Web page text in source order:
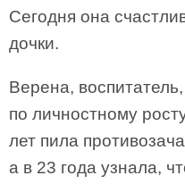
Сегодня она
дочки.
Верена,
по личностному
лет пила
а в 23 года узнала,